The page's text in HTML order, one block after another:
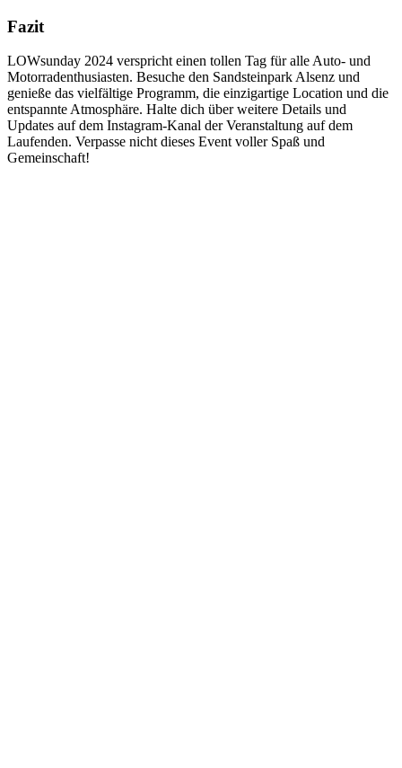
Fazit
LOWsunday 2024 verspricht einen tollen Tag für alle Auto- und
Motorradenthusiasten. Besuche den Sandsteinpark Alsenz und
genieße das vielfältige Programm, die einzigartige Location und die
entspannte Atmosphäre. Halte dich über weitere Details und
Updates auf dem Instagram-Kanal der Veranstaltung auf dem
Laufenden. Verpasse nicht dieses Event voller Spaß und
Gemeinschaft!